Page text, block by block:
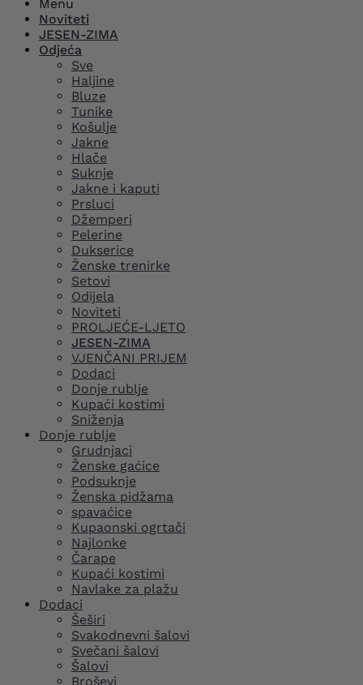
Menu
Noviteti
JESEN-ZIMA
Odjeća
Sve
Haljine
Bluze
Tunike
Košulje
Jakne
Hlače
Suknje
Jakne i kaputi
Prsluci
Džemperi
Pelerine
Dukserice
Ženske trenirke
Setovi
Odijela
Noviteti
PROLJEĆE-LJETO
JESEN-ZIMA
VJENČANI PRIJEM
Dodaci
Donje rublje
Kupaći kostimi
Sniženja
Donje rublje
Grudnjaci
Ženske gaćice
Podsuknje
Ženska pidžama
spavaćice
Kupaonski ogrtači
Najlonke
Čarape
Kupaći kostimi
Navlake za plažu
Dodaci
Šeširi
Svakodnevni šalovi
Svečani šalovi
Šalovi
Broševi